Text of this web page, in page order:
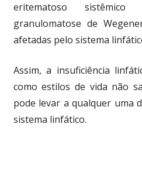
eritematoso sistêmico
granulomatose de
afetadas pelo sistema
Assim, a insuficiência
como estilos de vida não
pode levar a qualquer uma
sistema linfático.